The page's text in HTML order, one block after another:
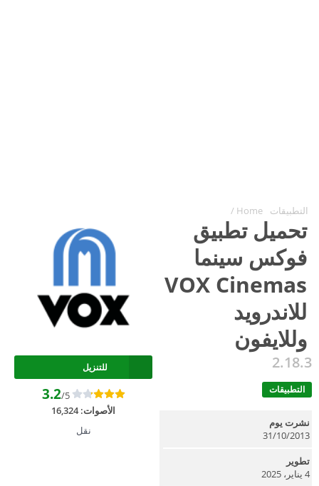
Home
/ التطبيقات
تحميل تطبيق
فوكس سينما
VOX Cinemas
للاندرويد
وللايفون
2.18.3
التطبيقات
للتنزيل
3.2/5
الأصوات:16,324
نقل
نشرت يوم
31/10/2013
تطوير
4 يناير، 2025